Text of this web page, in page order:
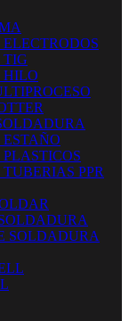
TIG
HILO
PPR
SOLDADURA